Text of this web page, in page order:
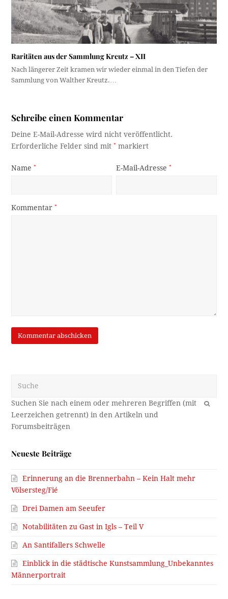
Raritäten aus der Sammlung Kreutz – XII
Nach längerer Zeit kramen wir wieder einmal in den Tiefen der
Sammlung von Walther Kreutz.…
Schreibe einen Kommentar
Deine E-Mail-Adresse wird nicht veröffentlicht.
Erforderliche Felder sind mit* markiert
Name* E-Mail-Adresse*
Kommentar*
OK
Neueste Beiträge
Erinnerung an die Brennerbahn – Kein Halt mehr
Völsersteg/Fié
Drei Damen am Seeufer
Notabilitäten zu Gast in Igls – Teil V
An Santifallers Schwelle
Einblick in die städtische Kunstsammlung_Unbekanntes
Männerportrait